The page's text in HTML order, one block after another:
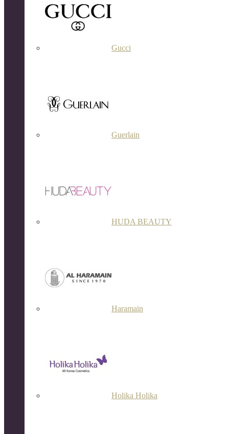
Gucci
Guerlain
HUDA BEAUTY
Haramain
Holika Holika